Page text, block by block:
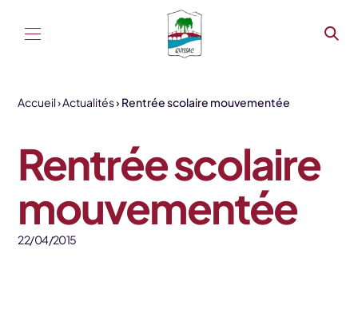
Accueil Actualités Rentrée scolaire mouvementée
Rentrée scolaire
mouvementée
22/04/2015